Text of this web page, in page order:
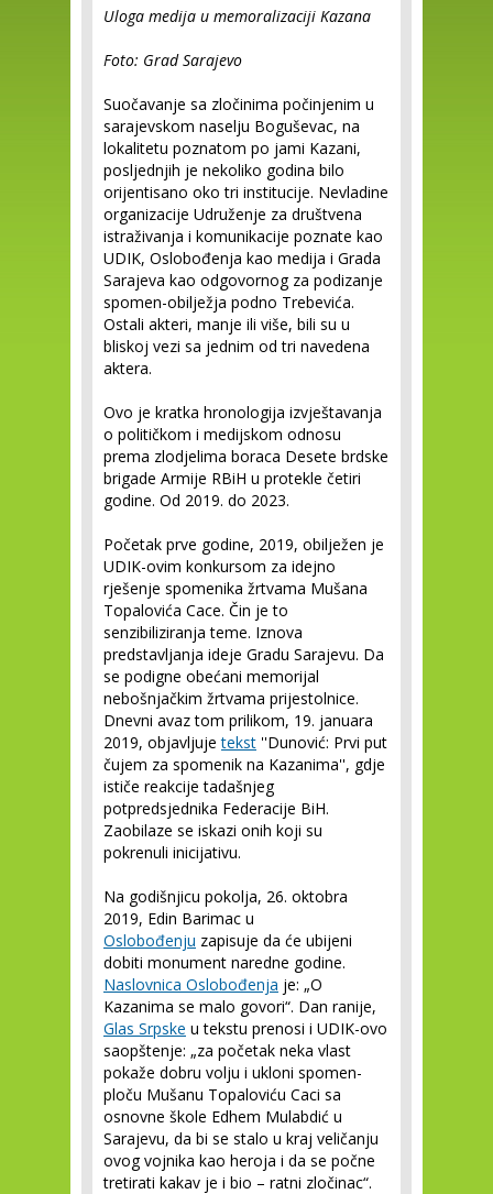
Uloga medija u memoralizaciji Kazana
Foto: Grad Sarajevo
Suočavanje sa zločinima počinjenim u
sarajevskom naselju Boguševac, na
lokalitetu poznatom po jami Kazani,
posljednjih je nekoliko godina bilo
orijentisano oko tri institucije. Nevladine
organizacije Udruženje za društvena
istraživanja i komunikacije poznate kao
UDIK, Oslobođenja kao medija i Grada
Sarajeva kao odgovornog za podizanje
spomen-obilježja podno Trebevića.
Ostali akteri, manje ili više, bili su u
bliskoj vezi sa jednim od tri navedena
aktera.
Ovo je kratka hronologija izvještavanja
o političkom i medijskom odnosu
prema zlodjelima boraca Desete brdske
brigade Armije RBiH u protekle četiri
godine. Od 2019. do 2023.
Početak prve godine, 2019, obilježen je
UDIK-ovim konkursom za idejno
rješenje spomenika žrtvama Mušana
Topalovića Cace. Čin je to
senzibiliziranja teme. Iznova
predstavljanja ideje Gradu Sarajevu. Da
se podigne obećani memorijal
nebošnjačkim žrtvama prijestolnice.
Dnevni avaz tom prilikom, 19. januara
2019, objavljujetekst ''Dunović: Prvi put
čujem za spomenik na Kazanima'', gdje
ističe reakcije tadašnjeg
potpredsjednika Federacije BiH.
Zaobilaze se iskazi onih koji su
pokrenuli inicijativu.
Na godišnjicu pokolja, 26. oktobra
2019, Edin Barimac u
Oslobođenju zapisuje da će ubijeni
dobiti monument naredne godine.
Naslovnica Oslobođenja je: „O
Kazanima se malo govori“. Dan ranije,
Glas Srpske u tekstu prenosi i UDIK-ovo
saopštenje: „za početak neka vlast
pokaže dobru volju i ukloni spomen-
ploču Mušanu Topaloviću Caci sa
osnovne škole Edhem Mulabdić u
Sarajevu, da bi se stalo u kraj veličanju
ovog vojnika kao heroja i da se počne
tretirati kakav je i bio – ratni zločinac“.